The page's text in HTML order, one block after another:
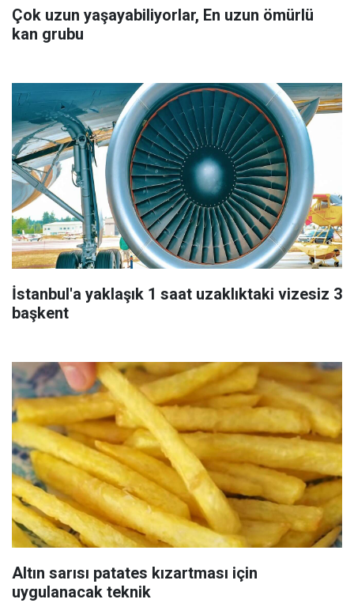
Çok uzun yaşayabiliyorlar, En uzun ömürlü
kan grubu
İstanbul'a yaklaşık 1 saat uzaklıktaki vizesiz 3
başkent
Altın sarısı patates kızartması için
uygulanacak teknik